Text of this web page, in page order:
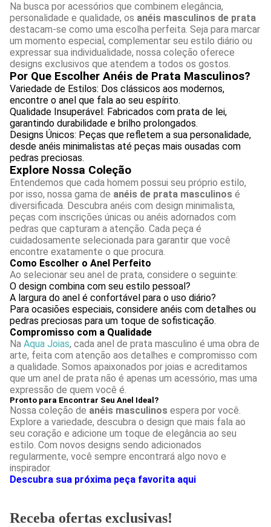
Na busca por acessórios que combinem elegância,
personalidade e qualidade, os anéis masculinos de prata
destacam-se como uma escolha perfeita. Seja para marcar
um momento especial, complementar seu estilo diário ou
expressar sua individualidade, nossa coleção oferece
designs exclusivos que atendem a todos os gostos.
Por Que Escolher Anéis de Prata Masculinos?
Variedade de Estilos: Dos clássicos aos modernos,
encontre o anel que fala ao seu espírito.
Qualidade Insuperável: Fabricados com prata de lei,
garantindo durabilidade e brilho prolongados.
Designs Únicos: Peças que refletem a sua personalidade,
desde anéis minimalistas até peças mais ousadas com
pedras preciosas.
Explore Nossa Coleção
Entendemos que cada homem possui seu próprio estilo,
por isso, nossa gama de anéis de prata masculinos é
diversificada. Descubra anéis com design minimalista,
peças com inscrições únicas ou anéis adornados com
pedras que capturam a atenção. Cada peça é
cuidadosamente selecionada para garantir que você
encontre exatamente o que procura.
Como Escolher o Anel Perfeito
Ao selecionar seu anel de prata, considere o seguinte:
O design combina com seu estilo pessoal?
A largura do anel é confortável para o uso diário?
Para ocasiões especiais, considere anéis com detalhes ou
pedras preciosas para um toque de sofisticação.
Compromisso com a Qualidade
Na Aqua Joias, cada anel de prata masculino é uma obra de
arte, feita com atenção aos detalhes e compromisso com
a qualidade. Somos apaixonados por joias e acreditamos
que um anel de prata não é apenas um acessório, mas uma
expressão de quem você é.
Pronto para Encontrar Seu Anel Ideal?
Nossa coleção de anéis masculinos espera por você.
Explore a variedade, descubra o design que mais fala ao
seu coração e adicione um toque de elegância ao seu
estilo. Com novos designs sendo adicionados
regularmente, você sempre encontrará algo novo e
inspirador.
Descubra sua próxima peça favorita aqui
Receba ofertas exclusivas!